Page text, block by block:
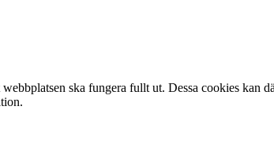
ska fungera fullt ut. Dessa cookies kan